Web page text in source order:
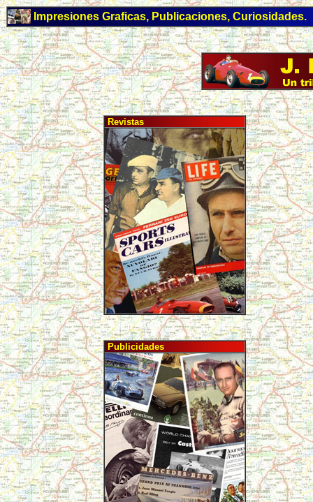
Impresiones Graficas, Publicaciones, Curiosidades.
Revistas
Publicidades